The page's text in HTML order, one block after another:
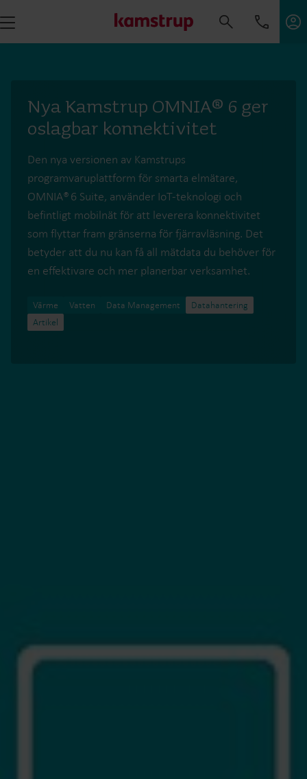
Nya Kamstrup OMNIA® 6 ger
oslagbar konnektivitet
Den nya versionen av Kamstrups
programvaruplattform för smarta elmätare,
OMNIA® 6 Suite, använder IoT-teknologi och
befintligt mobilnät för att leverera konnektivitet
som flyttar fram gränserna för fjärravläsning. Det
betyder att du nu kan få all mätdata du behöver för
en effektivare och mer planerbar verksamhet.
Värme Vatten Data Management
Datahantering
Artikel